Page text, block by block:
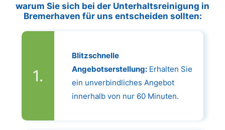
warum Sie sich bei der Unterhaltsreinigung in
Bremerhaven für uns entscheiden sollten:
Blitzschnelle
Angebotserstellung:Erhalten Sie
ein unverbindliches Angebot
innerhalb von nur 60 Minuten.